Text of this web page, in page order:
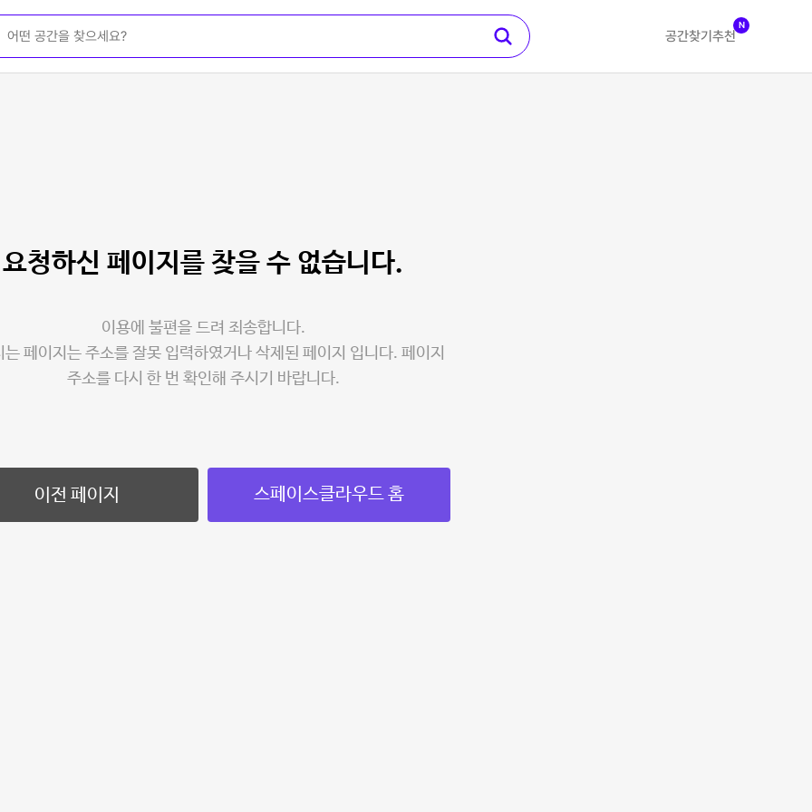
공간찾기 추천
N
요청하신 페이지를 찾을 수 없습니다.
이용에 불편을 드려 죄송합니다.
는 페이지는 주소를 잘못 입력하였거나 삭제된 페이지 입니다. 페이지
주소를 다시 한 번 확인해 주시기 바랍니다.
이전 페이지 스페이스클라우드 홈